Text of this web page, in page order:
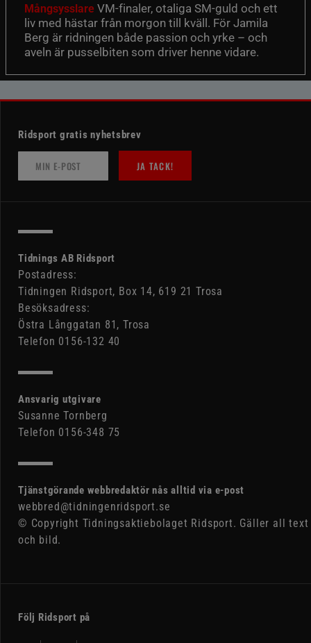
Mångsysslare VM-finaler, otaliga SM-guld och ett
liv med hästar från morgon till kväll. För Jamila
Berg är ridningen både passion och yrke – och
aveln är pusselbiten som driver henne vidare.
Ridsport gratis nyhetsbrev
JA TACK!
Tidnings AB Ridsport
Postadress:
Tidningen Ridsport, Box 14, 619 21 Trosa
Besöksadress:
Östra Långgatan 81, Trosa
Telefon 0156-132 40
Ansvarig utgivare
Susanne Tornberg
Telefon 0156-348 75
Tjänstgörande webbredaktör nås alltid via e-post
webbred@tidningenridsport.se
© Copyright Tidningsaktiebolaget Ridsport. Gäller all text
och bild.
Följ Ridsport på